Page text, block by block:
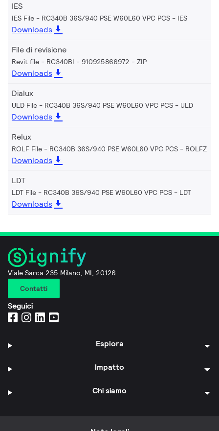
IES
IES File - RC340B 36S/940 PSE W60L60 VPC PCS IES
Downloads
File di revisione
Revit file - RC340BI - 910925866972 ZIP
Downloads
Dialux
ULD File - RC340B 36S/940 PSE W60L60 VPC PCS ULD
Downloads
Relux
ROLF File - RC340B 36S/940 PSE W60L60 VPC PCS ROLFZ
Downloads
LDT
LDT File - RC340B 36S/940 PSE W60L60 VPC PCS LDT
Downloads
Viale Sarca 235 Milano, MI, 20126
Contatti
Seguici
Esplora
Impatto
Chi siamo